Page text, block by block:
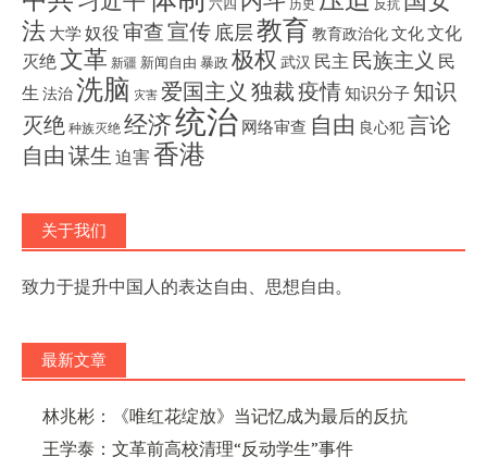
历史 反抗
法 大学 奴役 审查宣传底层教育 教育政治化文化文化
灭绝文革 新疆 新闻自由 暴政 极权 武汉 民主 民族主义 民
生 法治洗脑 灾害 爱国主义 独裁疫情知识分子 知识
灭绝 种族灭绝 经济统治 网络审查 自由 良心犯言论
自由 谋生 迫害香港
关于我们
致力于提升中国人的表达自由、思想自由。
最新文章
林兆彬：《唯红花绽放》当记忆成为最后的反抗
王学泰：文革前高校清理“反动学生”事件